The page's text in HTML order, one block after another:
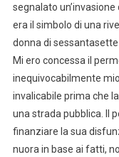
segnalato
era il simbolo di una
donna di
Mi ero concessa il
inequivocabilmente
invalicabile prima che
una strada pubblica. Il
finanziare la sua
nuora in base ai fatti,